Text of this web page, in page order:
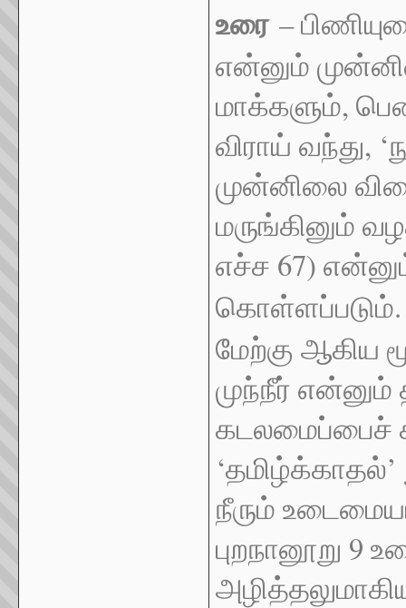
உரை–
என்னும்
மாக்களும்,
விராய் வந்து,
முன்னிலை
மருங்கினும்
எச்ச 67)
மேற்கு ஆகிய
முந்நீர் என்னும்
கடலமைப்பைச்
நீரும்
புறநானூறு 9